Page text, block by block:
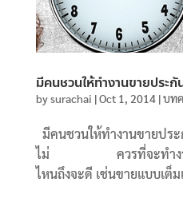
มีคนชวนให้ทำงานขายประกั
bysurachai |Oct 1, 2014|บท
มีคนชวนให้ทำงานขายประ
ไม่ ควรที่จะทำงานข
ไหนถึงจะดี เช่นขายแบบเต็ม